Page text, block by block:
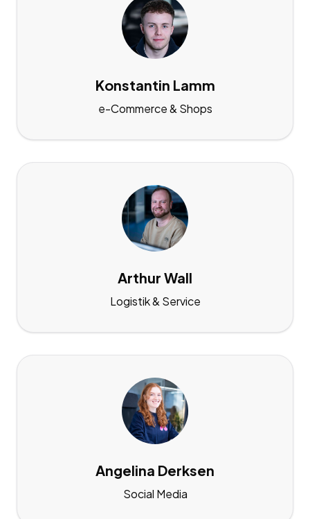
Konstantin Lamm
e-Commerce & Shops
Arthur Wall
Logistik & Service
Angelina Derksen
Social Media